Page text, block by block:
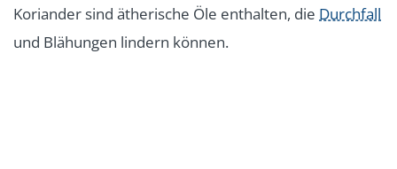
Koriander sind ätherische Öle enthalten, die Durchfall
und Blähungen lindern können.